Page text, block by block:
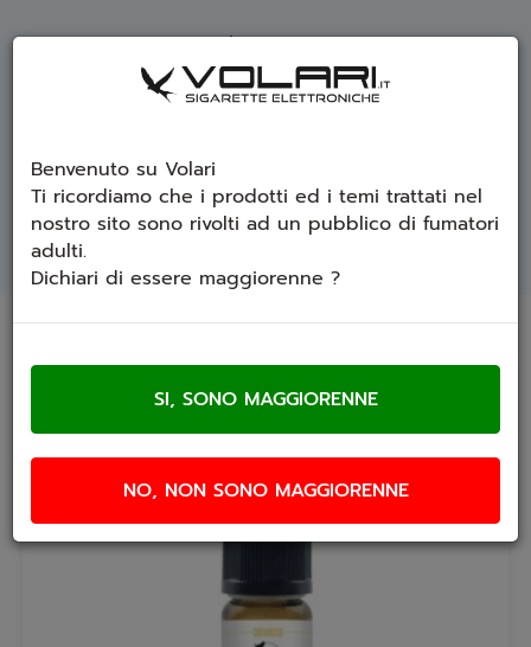
Contenuto: 10ml
Diluizione: 10%
Boccetta in vetro - 10ml
svaparlo tal quale.
SCHEDA TECNICA
Prodotti che ti potrebbero interessare
Benvenuto su Volari
Ti ricordiamo che i prodotti ed i temi trattati nel
nostro sito sono rivolti ad un pubblico di fumatori
adulti.
Dichiari di essere maggiorenne ?
NO, NON SONO MAGGIORENNE